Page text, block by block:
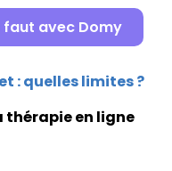
faut avec Domy
: quelles limites ?
thérapie en ligne